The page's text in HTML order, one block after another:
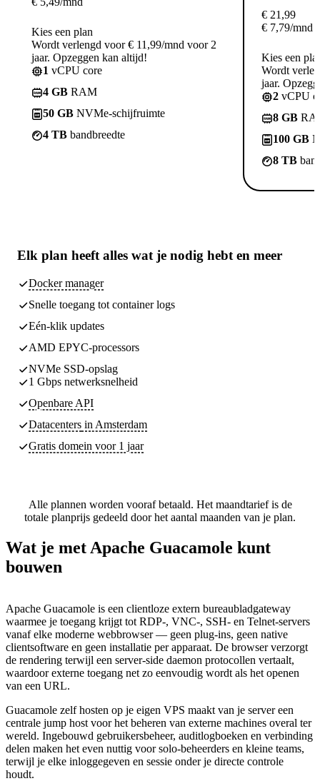
Kies een plan
Wordt verlengd voor € 11,99/mnd voor 2
jaar. Opzeggen kan altijd!
1 vCPU core
4 GB RAM
50 GB NVMe-schijfruimte
4 TB bandbreedte
€ 21,99
€ 7,79/mnd
Kies een
Wordt
jaar.
2 vCPU
8 GB
100 GB
8 TB
Elk plan heeft alles wat je nodig hebt en meer
Docker manager
Snelle toegang tot container logs
Eén-klik updates
AMD EPYC-processors
NVMe SSD-opslag
1 Gbps netwerksnelheid
Openbare API
Datacenters in Amsterdam
Gratis domein voor 1 jaar
Alle plannen worden vooraf betaald. Het maandtarief is de
totale planprijs gedeeld door het aantal maanden van je plan.
Wat je met Apache Guacamole kunt
bouwen
Apache Guacamole is een clientloze extern bureaubladgateway
waarmee je toegang krijgt tot RDP-, VNC-, SSH- en Telnet-servers
vanaf elke moderne webbrowser — geen plug-ins, geen native
clientsoftware en geen installatie per apparaat. De browser verzorgt
de rendering terwijl een server-side daemon protocollen vertaalt,
waardoor externe toegang net zo eenvoudig wordt als het openen
van een URL.
Guacamole zelf hosten op je eigen VPS maakt van je server een
centrale jump host voor het beheren van externe machines overal ter
wereld. Ingebouwd gebruikersbeheer, auditlogboeken en verbinding
delen maken het even nuttig voor solo-beheerders en kleine teams,
terwijl je elke inloggegeven en sessie onder je directe controle
houdt.